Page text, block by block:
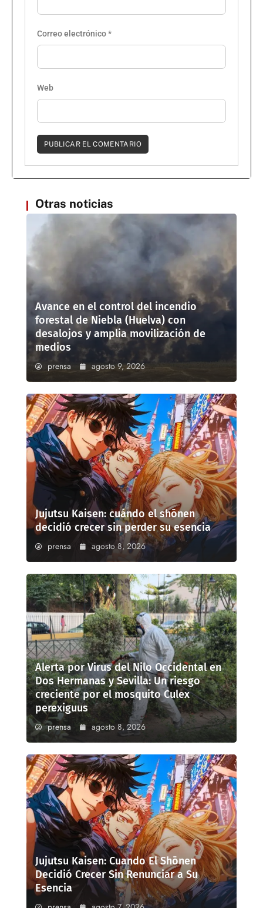
Correo electrónico*
Web
Otras noticias
Avance en el control del incendio
forestal de Niebla (Huelva) con
desalojos y amplia movilización de
medios
prensa agosto 9, 2026
Jujutsu Kaisen: cuándo el shōnen
decidió crecer sin perder su esencia
prensa agosto 8, 2026
Alerta por Virus del Nilo Occidental en
Dos Hermanas y Sevilla: Un riesgo
creciente por el mosquito Culex
perexiguus
prensa agosto 8, 2026
Jujutsu Kaisen: Cuando El Shōnen
Decidió Crecer Sin Renunciar a Su
Esencia